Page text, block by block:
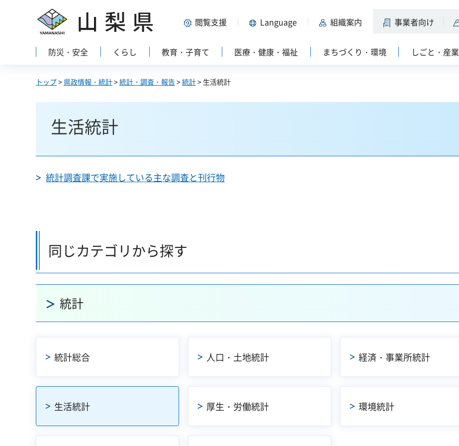
山梨県 閲覧支援 Language 組織案内 事業者向け
防災・安全 くらし 教育・子育て 医療・健康・福祉 まちづくり・環境 しごと・産業
トップ> 県政情報・統計>統計・調査・報告>統計> 生活統計
生活統計
統計調査課で実施している主な調査と刊行物
同じカテゴリから探す
統計
統計総合 人口・土地統計 経済・事業所統計
生活統計 厚生・労働統計 環境統計